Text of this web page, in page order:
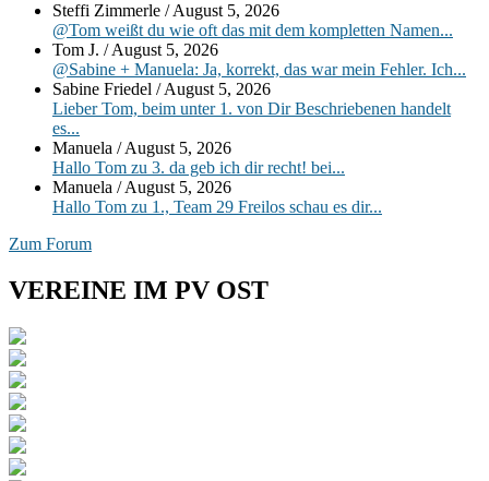
Widgetbereich
Steffi Zimmerle /August 5, 2026
@Tom weißt du wie oft das mit dem kompletten Namen...
Tom J. /August 5, 2026
@Sabine + Manuela: Ja, korrekt, das war mein Fehler. Ich...
Sabine Friedel /August 5, 2026
Lieber Tom, beim unter 1. von Dir Beschriebenen handelt
es...
Manuela /August 5, 2026
Hallo Tom zu 3. da geb ich dir recht! bei...
Manuela /August 5, 2026
Hallo Tom zu 1., Team 29 Freilos schau es dir...
Zum Forum
VEREINE IM PV OST